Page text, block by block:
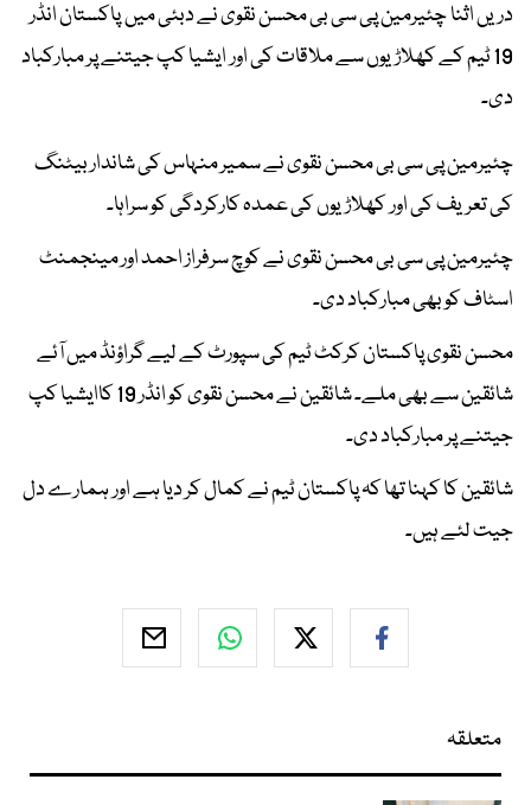
دریں اثنا چئیرمین پی سی بی محسن نقوی نے دبئی میں پاکستان انڈر
19 ٹیم کے کھلاڑیوں سے ملاقات کی اور ایشیا کپ جیتنے پر مبارکباد
دی۔
چئیرمین پی سی بی محسن نقوی نے سمیر منہاس کی شاندار بیٹنگ
کی تعریف کی اور کھلاڑیوں کی عمدہ کارکردگی کو سراہا۔
چئیرمین پی سی بی محسن نقوی نے کوچ سرفراز احمد اور مینجمنٹ
اسٹاف کو بھی مبارکباد دی۔
محسن نقوی پاکستان کرکٹ ٹیم کی سپورٹ کے لیے گراؤنڈ میں آئے
شائقین سے بھی ملے۔ شائقین نے محسن نقوی کو انڈر 19 کاایشیا کپ
جیتنے پر مبارکباد دی۔
شائقین کا کہنا تھا کہ پاکستان ٹیم نے کمال کر دیا ہے اور ہمارے دل
جیت لئے ہیں۔
متعلقہ